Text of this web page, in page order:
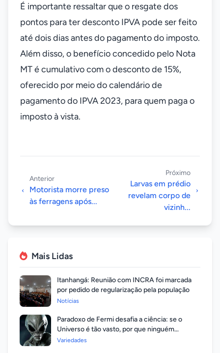
É importante ressaltar que o resgate dos
pontos para ter desconto IPVA pode ser feito
até dois dias antes do pagamento do imposto.
Além disso, o benefício concedido pelo Nota
MT é cumulativo com o desconto de 15%,
oferecido por meio do calendário de
pagamento do IPVA 2023, para quem paga o
imposto à vista.
Anterior
Motorista morre preso
às ferragens após...
Próximo
Larvas em prédio
revelam corpo de
vizinh...
Mais Lidas
Itanhangá: Reunião com INCRA foi marcada
por pedido de regularização pela população
Notícias
Paradoxo de Fermi desafia a ciência: se o
Universo é tão vasto, por que ninguém
respondeu?
Variedades